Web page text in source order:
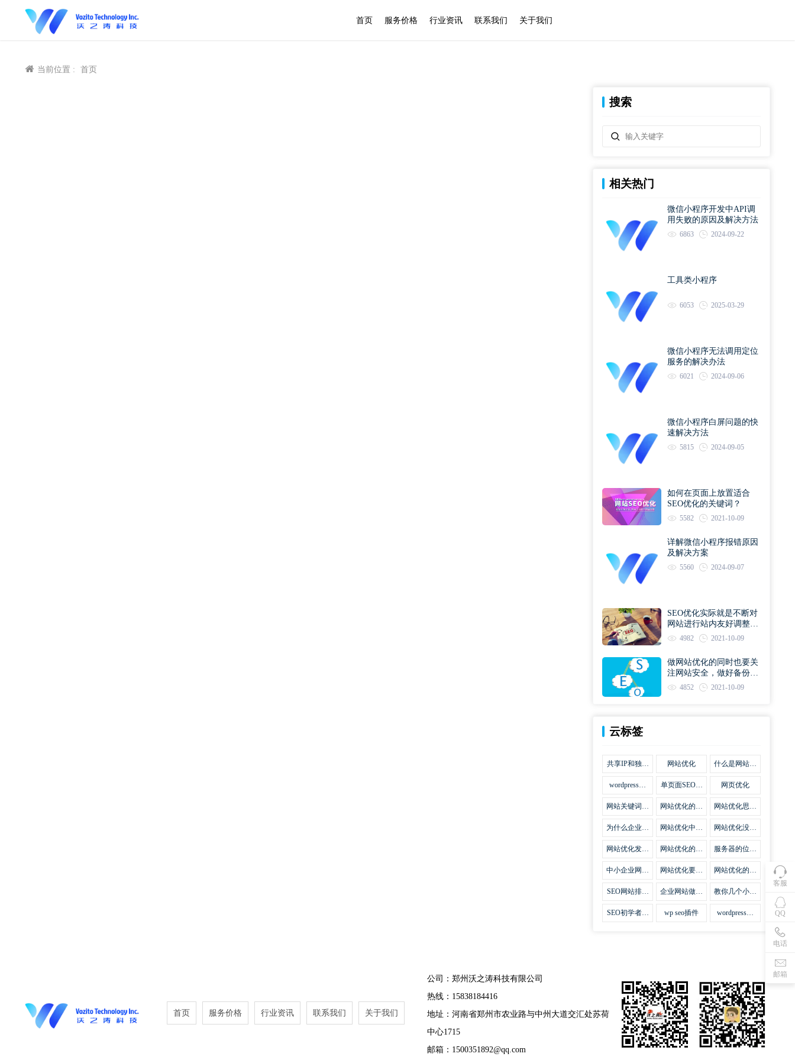
首页 服务价格 行业资讯 联系我们 关于我们
当前位置 : 首页
搜索
相关热门
微信小程序开发中API调
用失败的原因及解决方法
6863 2024-09-22
工具类小程序
6053 2025-03-29
微信小程序无法调用定位
服务的解决办法
6021 2024-09-06
微信小程序白屏问题的快
速解决方法
5815 2024-09-05
如何在页面上放置适合
SEO优化的关键词？
5582 2021-10-09
详解微信小程序报错原因
及解决方案
5560 2024-09-07
SEO优化实际就是不断对
网站进行站内友好调整直
到符合优化规则
4982 2021-10-09
做网站优化的同时也要关
注网站安全，做好备份工
作 4852 2021-10-09
云标签
共享IP和独立
网站优化
什么是网站优
wordpress网
集插件
单页面SEO网
网页优化
网站关键词优
么
网站优化的误
网站优化思路
要
为什么企业网
网站SEO优
网站优化中关
干问题
网站优化没有
味道
网站优化发挥
网站优化的费
服务器的位置
影响
中小企业网站
法
网站优化要不
网站优化的逆
SEO网站排名
法宝
企业网站做好
势
教你几个小技
页优化
SEO初学者，
wp seo插件
wordpress插
客服
QQ
电话
邮箱
首页 服务价格 行业资讯 联系我们 关于我们
公司：郑州沃之涛科技有限公司
热线：15838184416
地址：河南省郑州市农业路与中州大道交汇处苏荷
中心1715
邮箱：1500351892@qq.com